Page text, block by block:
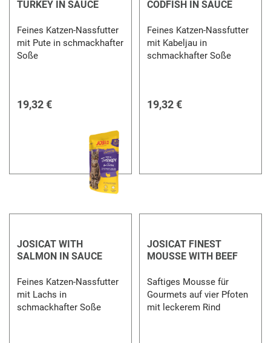
TURKEY IN SAUCE
Feines Katzen-Nassfutter
mit Pute in schmackhafter
Soße
19,32 €
CODFISH IN SAUCE
Feines Katzen-Nassfutter
mit Kabeljau in
schmackhafter Soße
19,32 €
JOSICAT WITH
SALMON IN SAUCE
Feines Katzen-Nassfutter
mit Lachs in
schmackhafter Soße
JOSICAT FINEST
MOUSSE WITH BEEF
Saftiges Mousse für
Gourmets auf vier Pfoten
mit leckerem Rind